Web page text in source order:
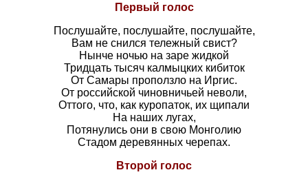
Первый голос
Послушайте, послушайте, послушайте,
Вам не снился тележный свист?
Нынче ночью на заре жидкой
Тридцать тысяч калмыцких кибиток
От Самары проползло на Иргис.
От российской чиновничьей неволи,
Оттого, что, как куропаток, их щипали
На наших лугах,
Потянулись они в свою Монголию
Стадом деревянных черепах.
Второй голос